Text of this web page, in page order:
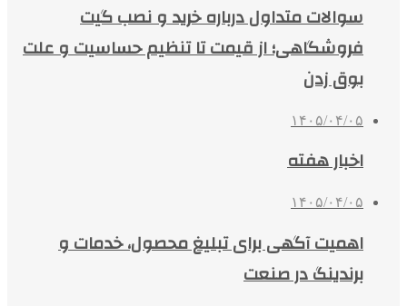
سوالات متداول درباره خرید و نصب گیت
فروشگاهی؛ از قیمت تا تنظیم حساسیت و علت
بوق زدن
۱۴۰۵/۰۴/۰۵
اخبار هفته
۱۴۰۵/۰۴/۰۵
اهمیت آگهی برای تبلیغ محصول، خدمات و
برندینگ در صنعت